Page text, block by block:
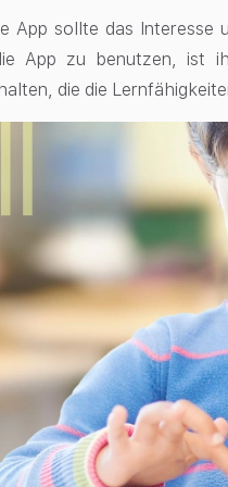
App sollte das Interesse
App zu benutzen, ist
die die